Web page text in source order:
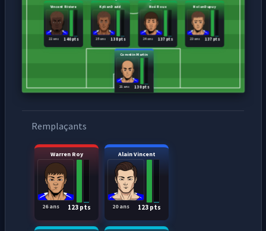
Corentin Martin
130 pts
21 ans
Vincent Riviere
140 pts
22 ans
Kylian David
138 pts
25 ans
Noé Roux
137 pts
24 ans
Nolan Dupuy
137 pts
23 ans
Remplaçants
Warren Roy
123 pts
26 ans
Alain Vincent
123 pts
20 ans